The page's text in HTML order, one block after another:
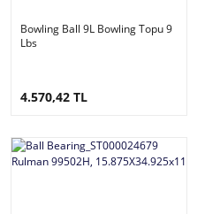
Bowling Ball 9L Bowling Topu 9
Lbs
4.570,42 TL